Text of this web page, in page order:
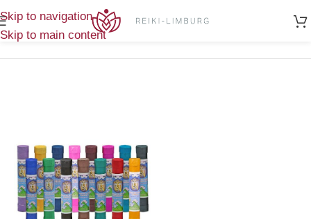
Skip to navigation
Skip to main content
Producten getagged “Wierook Tibet”